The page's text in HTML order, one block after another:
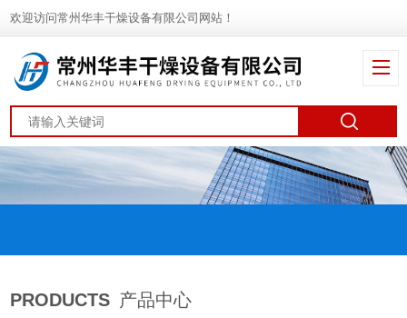
欢迎访问常州华丰干燥设备有限公司网站！
PRODUCTS 产品中心